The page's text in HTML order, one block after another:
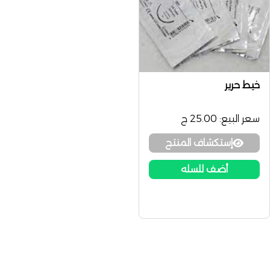
خيط حرير
سعر البيع: 25.00 ج
إستكشاف المنتج
أضف للسله